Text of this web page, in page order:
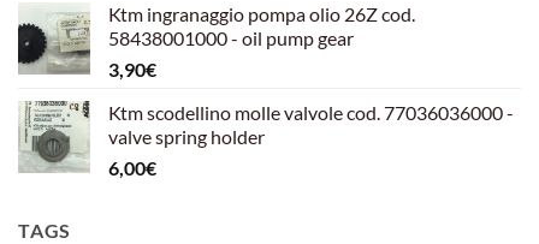
originale
era:
attuale
è:
Ktm ingranaggio pompa olio 26Z cod.
58438001000 - oil pump gear
3,90€
Ktm scodellino molle valvole cod. 77036036000 -
valve spring holder
6,00€
TAGS